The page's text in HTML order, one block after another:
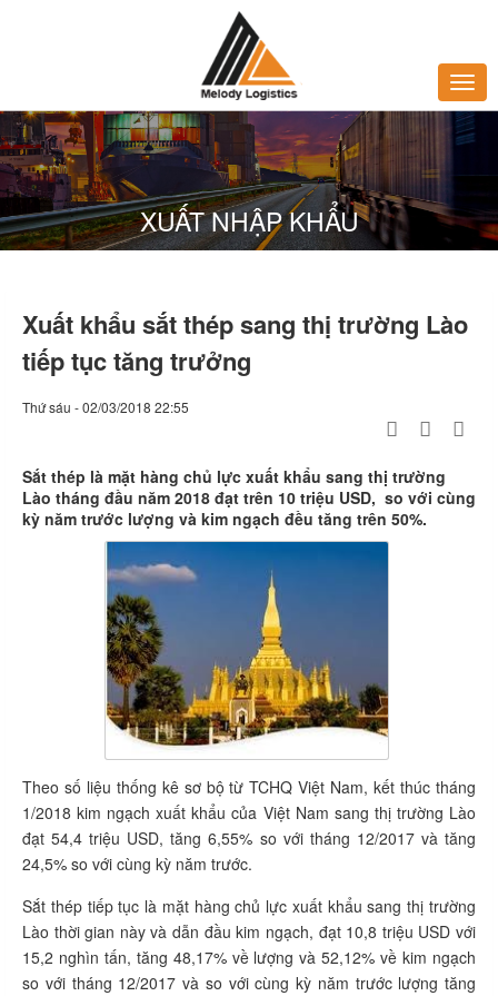
XUẤT NHẬP KHẨU
Xuất khẩu sắt thép sang thị trường Lào
tiếp tục tăng trưởng
Thứ sáu - 02/03/2018 22:55
Sắt thép là mặt hàng chủ lực xuất khẩu sang thị trường
Lào tháng đầu năm 2018 đạt trên 10 triệu USD, so với cùng
kỳ năm trước lượng và kim ngạch đều tăng trên 50%.
Theo số liệu thống kê sơ bộ từ TCHQ Việt Nam, kết thúc tháng
1/2018 kim ngạch xuất khẩu của Việt Nam sang thị trường Lào
đạt 54,4 triệu USD, tăng 6,55% so với tháng 12/2017 và tăng
24,5% so với cùng kỳ năm trước.
Sắt thép tiếp tục là mặt hàng chủ lực xuất khẩu sang thị trường
Lào thời gian này và dẫn đầu kim ngạch, đạt 10,8 triệu USD với
15,2 nghìn tấn, tăng 48,17% về lượng và 52,12% về kim ngạch
so với tháng 12/2017 và so với cùng kỳ năm trước lượng tăng